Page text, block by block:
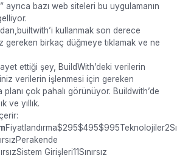
ayrıca bazı web siteleri bu uygulamanın
kullanmak son derece
gereken birkaç düğmeye tıklamak ve ne
ettiği şey, BuildWith’deki verilerin
verilerin işlenmesi için gereken
planı çok pahalı görünüyor. Buildwith’de
ve yıllık.
Girişleri11Sınırsız